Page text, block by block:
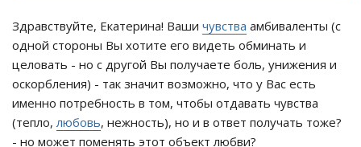
Здравствуйте, Екатерина! Ваши чувства амбиваленты (с
одной стороны Вы хотите его видеть обминать и
целовать - но с другой Вы получаете боль, унижения и
оскорбления) - так значит возможно, что у Вас есть
именно потребность в том, чтобы отдавать чувства
(тепло, любовь, нежность), но и в ответ получать тоже?
- но может поменять этот объект любви?